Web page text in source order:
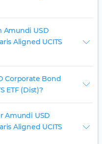
Amundi USD
Aligned UCITS
Corporate Bond
ETF (Dist)?
Amundi USD
Aligned UCITS